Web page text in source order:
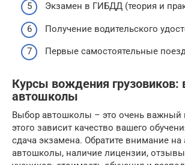
Экзамен в ГИБДД (теория и
Получение водительского
Первые самостоятельные
Курсы вождения грузовиков:
автошколы
Выбор автошколы – это очень важный
этого зависит качество вашего
сдача экзамена. Обратите внимание
автошколы, наличие лицензии, отзывы